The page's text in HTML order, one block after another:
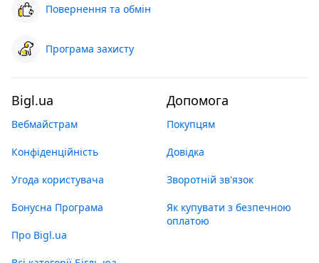
Повернення та обмін
Програма захисту
Bigl.ua
Вебмайстрам
Конфіденційність
Угода користувача
Бонусна Програма
Про Bigl.ua
Допомога
Покупцям
Довідка
Зворотній зв'язок
Як купувати з безпечною
оплатою